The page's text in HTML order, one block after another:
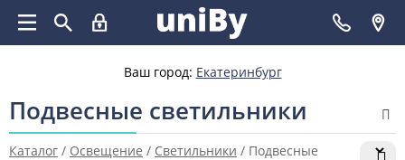
Ваш город: Екатеринбург
Подвесные светильники
Каталог / Освещение / Светильники / Подвесные